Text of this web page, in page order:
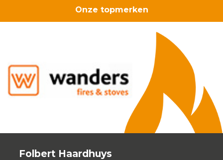
Onze topmerken
Folbert Haardhuys